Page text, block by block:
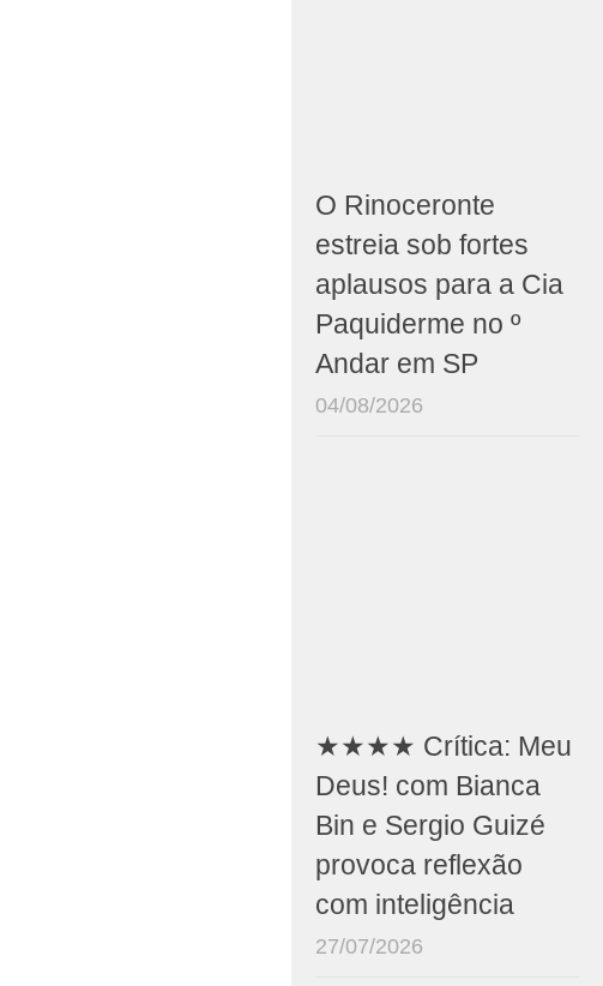
O Rinoceronte
estreia sob fortes
aplausos para a Cia
Paquiderme no º
Andar em SP
04/08/2026
★★★★ Crítica: Meu
Deus! com Bianca
Bin e Sergio Guizé
provoca reflexão
com inteligência
27/07/2026